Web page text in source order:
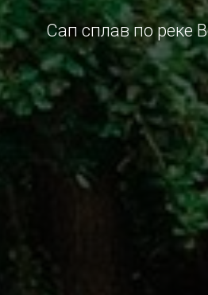
Сап сплав по реке